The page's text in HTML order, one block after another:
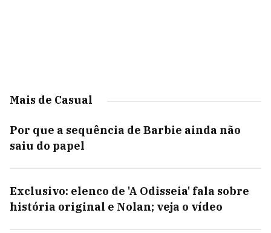
Mais de Casual
Por que a sequência de Barbie ainda não
saiu do papel
Exclusivo: elenco de 'A Odisseia' fala sobre
história original e Nolan; veja o vídeo